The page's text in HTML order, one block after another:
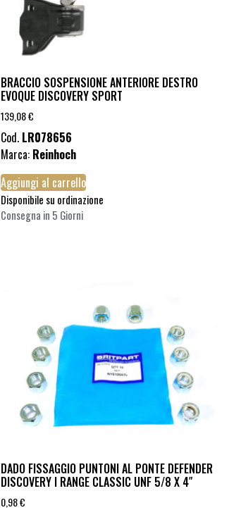
BRACCIO SOSPENSIONE ANTERIORE DESTRO
EVOQUE DISCOVERY SPORT
139,08€
Cod. LR078656
Marca: Reinhoch
Aggiungi al carrello
Disponibile su ordinazione
Consegna in 5 Giorni
DADO FISSAGGIO PUNTONI AL PONTE DEFENDER
DISCOVERY I RANGE CLASSIC UNF 5/8 X 4″
0,98€